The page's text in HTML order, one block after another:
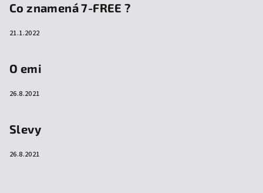
Co znamená 7-FREE ?
21.1.2022
O emi
26.8.2021
Slevy
26.8.2021